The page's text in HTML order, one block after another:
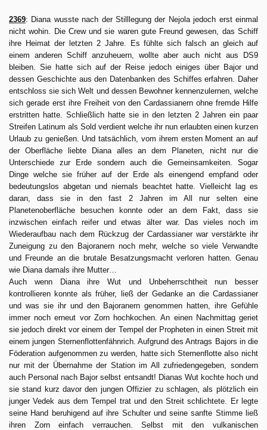
2369: Diana wusste nach der Stilllegung der Nejola jedoch erst einmal
nicht wohin. Die Crew und sie waren gute Freund gewesen, das Schiff
ihre Heimat der letzten 2 Jahre. Es fühlte sich falsch an gleich auf
einem anderen Schiff anzuheuern, wollte aber auch nicht aus DS9
bleiben. Sie hatte sich auf der Reise jedoch einiges über Bajor und
dessen Geschichte aus den Datenbanken des Schiffes erfahren. Daher
entschloss sie sich Welt und dessen Bewohner kennenzulernen, welche
sich gerade erst ihre Freiheit von den Cardassianern ohne fremde Hilfe
erstritten hatte. Schließlich hatte sie in den letzten 2 Jahren ein paar
Streifen Latinum als Sold verdient welche ihr nun erlaubten einen kurzen
Urlaub zu genießen. Und tatsächlich, vom ihrem ersten Moment an auf
der Oberfläche liebte Diana alles an dem Planeten, nicht nur die
Unterschiede zur Erde sondern auch die Gemeinsamkeiten. Sogar
Dinge welche sie früher auf der Erde als einengend empfand oder
bedeutungslos abgetan und niemals beachtet hatte. Vielleicht lag es
daran, dass sie in den fast 2 Jahren im All nur selten eine
Planetenoberfläche besuchen konnte oder an dem Fakt, dass sie
inzwischen einfach reifer und etwas älter war. Das vieles noch im
Wiederaufbau nach dem Rückzug der Cardassianer war verstärkte ihr
Zuneigung zu den Bajoranern noch mehr, welche so viele Verwandte
und Freunde an die brutale Besatzungsmacht verloren hatten. Genau
wie Diana damals ihre Mutter…
Auch wenn Diana ihre Wut und Unbeherrschtheit nun besser
kontrollieren konnte als früher, ließ der Gedanke an die Cardassianer
und was sie ihr und den Bajoranern genommen hatten, ihre Gefühle
immer noch erneut vor Zorn hochkochen. An einen Nachmittag geriet
sie jedoch direkt vor einem der Tempel der Propheten in einen Streit mit
einem jungen Sternenflottenfähnrich. Aufgrund des Antrags Bajors in die
Föderation aufgenommen zu werden, hatte sich Sternenflotte also nicht
nur mit der Übernahme der Station im All zufriedengegeben, sondern
auch Personal nach Bajor selbst entsandt! Dianas Wut kochte hoch und
sie stand kurz davor den jungen Offizier zu schlagen, als plötzlich ein
junger Vedek aus dem Tempel trat und den Streit schlichtete. Er legte
seine Hand beruhigend auf ihre Schulter und seine sanfte Stimme ließ
ihren Zorn einfach verrauchen. Selbst mit den vulkanischen